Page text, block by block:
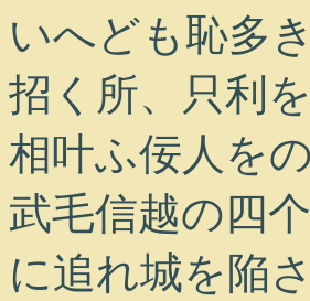
いへども恥多
招く所、只利
相叶ふ佞人を
武毛信越の四
に追れ城を陥